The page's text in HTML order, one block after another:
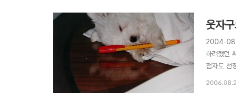
웃자
2004-08-
하려했던
첨자도 선